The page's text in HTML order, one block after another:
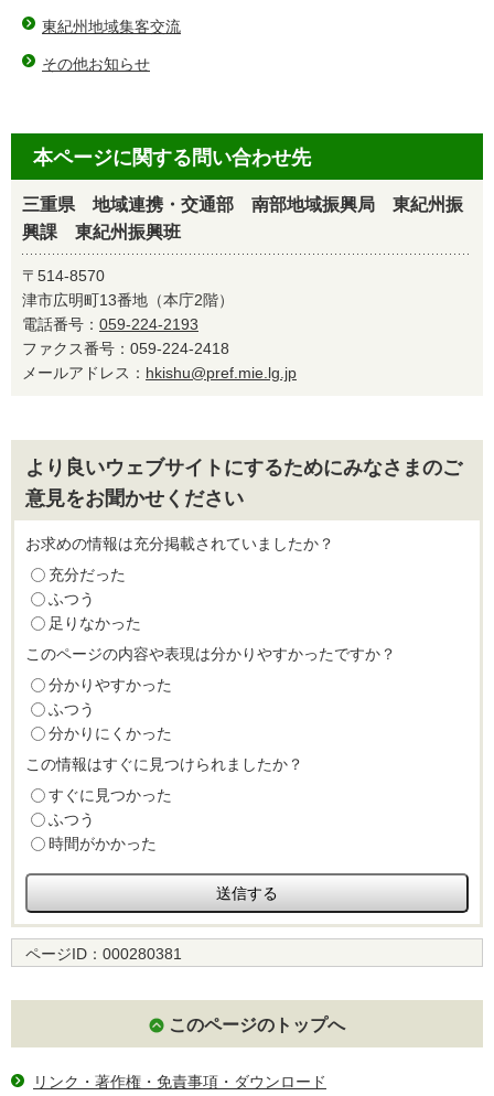
東紀州地域集客交流
その他お知らせ
本ページに関する問い合わせ先
三重県 地域連携・交通部 南部地域振興局 東紀州振
興課 東紀州振興班
〒514-8570
津市広明町13番地（本庁2階）
電話番号： 059-224-2193
ファクス番号：059-224-2418
メールアドレス： hkishu@pref.mie.lg.jp
より良いウェブサイトにするためにみなさまのご
意見をお聞かせください
お求めの情報は充分掲載されていましたか？
充分だった
ふつう
足りなかった
このページの内容や表現は分かりやすかったですか？
分かりやすかった
ふつう
分かりにくかった
この情報はすぐに見つけられましたか？
すぐに見つかった
ふつう
時間がかかった
ページID： 000280381
このページのトップへ
リンク・著作権・免責事項・ダウンロード